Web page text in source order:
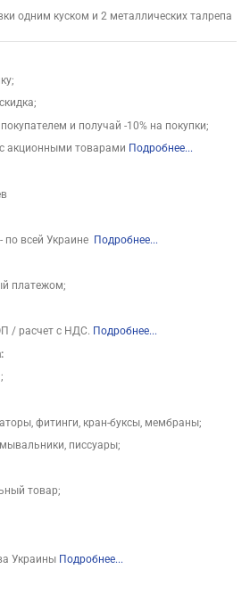
одним куском и 2 металлических талрепа
и получай -10% на покупки;
акционными товарами Подробнее...
по всей Украине Подробнее...
платежом;
/ расчет с НДС. Подробнее...
фитинги, кран-буксы, мембраны;
писсуары;
товар;
Украины Подробнее...